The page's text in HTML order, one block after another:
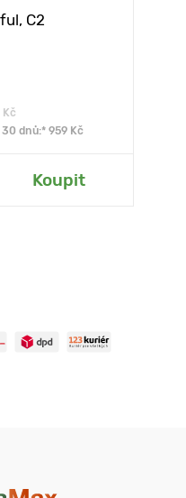
С2
Kč
dnů:* 959 Kč
Koupit